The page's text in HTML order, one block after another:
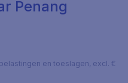
Penang
en toeslagen, excl. €